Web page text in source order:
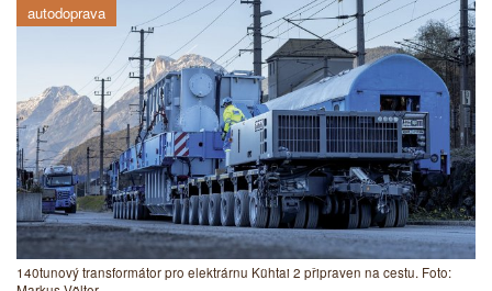
autodoprava
140tunový transformátor pro elektrárnu Kühtai 2 připraven na cestu. Foto: